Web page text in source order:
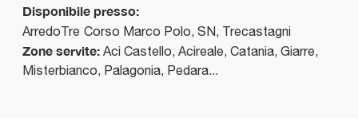
Disponibile presso:
ArredoTre Corso Marco Polo, SN, Trecastagni
Zone servite: Aci Castello, Acireale, Catania, Giarre,
Misterbianco, Palagonia, Pedara...